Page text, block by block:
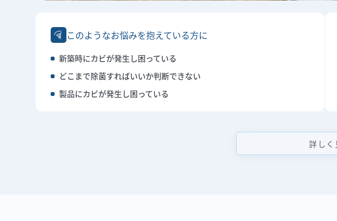
このようなお悩みを抱えている方に
新築時にカビが発生し困っている
どこまで除菌すればいいか判断できない
製品にカビが発生し困っている
詳しく